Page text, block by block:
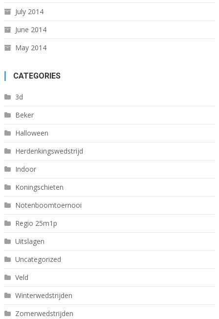
July 2014
June 2014
May 2014
CATEGORIES
3d
Beker
Halloween
Herdenkingswedstrijd
Indoor
Koningschieten
Notenboomtoernooi
Regio 25m1p
Uitslagen
Uncategorized
Veld
Winterwedstrijden
Zomerwedstrijden